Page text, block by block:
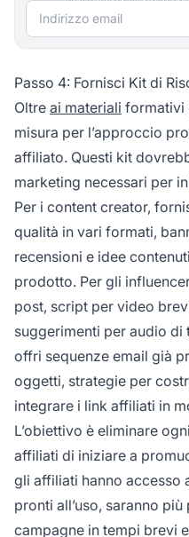
Indirizzo email
Passo 4: Fornisci Kit di
Oltre ai materiali formativi
misura per l’approccio
affiliato. Questi kit
marketing necessari per
Per i content creator,
qualità in vari formati,
recensioni e idee
prodotto. Per gli
post, script per video
suggerimenti per audio di
offri sequenze email già
oggetti, strategie per
integrare i link affiliati in
L’obiettivo è eliminare
affiliati di iniziare a
gli affiliati hanno accesso
pronti all’uso, saranno
campagne in tempi brevi